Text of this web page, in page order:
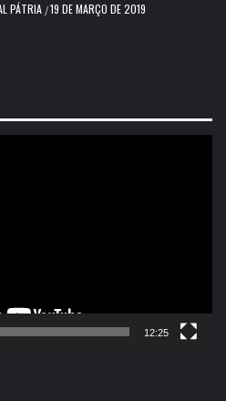
PÁTRIA /19 DE MARÇO DE 2019
12:25